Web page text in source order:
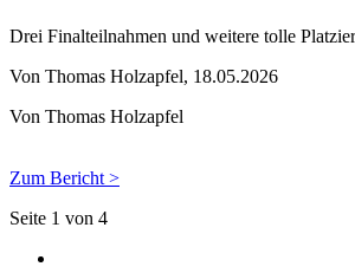
Drei Finalteilnahmen und weitere tolle
Von Thomas Holzapfel, 18.05.2026
Von Thomas Holzapfel
Zum Bericht >
Seite 1 von 4